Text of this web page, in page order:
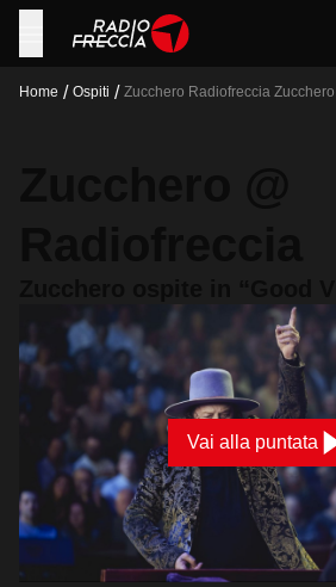
Home / Ospiti / Zucchero Radiofreccia
Vai alla puntata